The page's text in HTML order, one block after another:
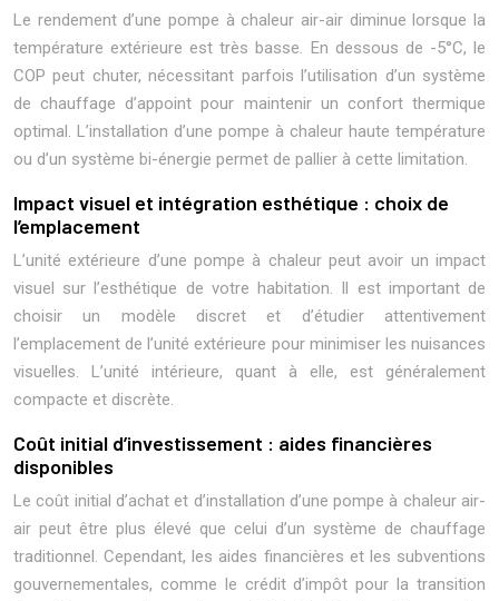
Le rendement d’une pompe à chaleur air-air diminue lorsque la
température extérieure est très basse. En dessous de -5°C, le
COP peut chuter, nécessitant parfois l’utilisation d’un système
de chauffage d’appoint pour maintenir un confort thermique
optimal. L’installation d’une pompe à chaleur haute température
ou d’un système bi-énergie permet de pallier à cette limitation.
Impact visuel et intégration esthétique : choix de
l’emplacement
L’unité extérieure d’une pompe à chaleur peut avoir un impact
visuel sur l’esthétique de votre habitation. Il est important de
choisir un modèle discret et d’étudier attentivement
l’emplacement de l’unité extérieure pour minimiser les nuisances
visuelles. L’unité intérieure, quant à elle, est généralement
compacte et discrète.
Coût initial d’investissement : aides financières
disponibles
Le coût initial d’achat et d’installation d’une pompe à chaleur air-
air peut être plus élevé que celui d’un système de chauffage
traditionnel. Cependant, les aides financières et les subventions
gouvernementales, comme le crédit d’impôt pour la transition